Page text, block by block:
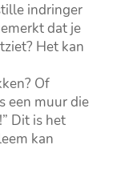
indringer
dat je
Het kan
Of
een muur die
Dit is het
kan